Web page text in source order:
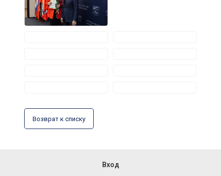
Возврат к списку
Вход